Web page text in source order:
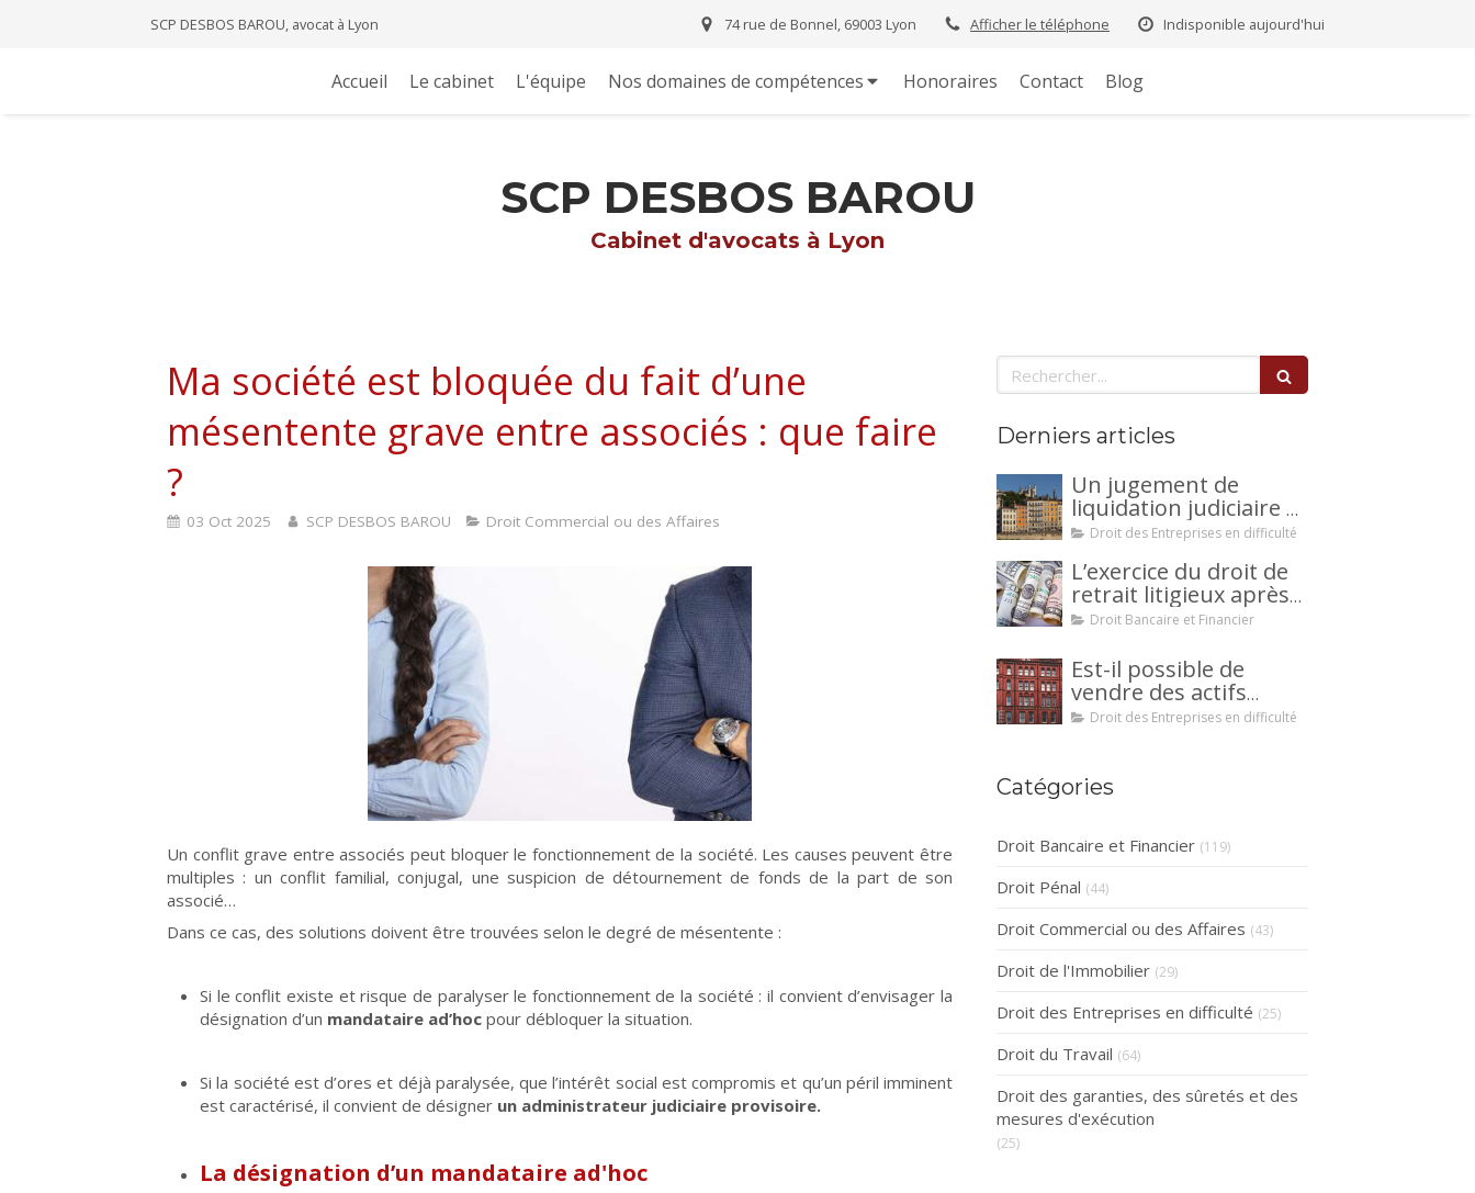
SCP DESBOS BAROU, avocat à Lyon Indisponible aujourd'hui
Afficher le téléphone
74 rue de Bonnel, 69003 Lyon
Accueil Le cabinet L'équipe Nos domaines de compétences Honoraires Contact Blog
SCP DESBOS BAROU
Cabinet d'avocats à Lyon
Ma société est bloquée du fait d’une
mésentente grave entre associés : que faire
?
03 Oct 2025 SCP DESBOS BAROU Droit Commercial ou des Affaires
Un conflit grave entre associés peut bloquer le fonctionnement de la société. Les causes peuvent être
multiples : un conflit familial, conjugal, une suspicion de détournement de fonds de la part de son
associé…
Dans ce cas, des solutions doivent être trouvées selon le degré de mésentente :
Si le conflit existe et risque de paralyser le fonctionnement de la société : il convient d’envisager la
désignation d’un mandataire ad’hoc pour débloquer la situation.
Si la société est d’ores et déjà paralysée, que l’intérêt social est compromis et qu’un péril imminent
est caractérisé, il convient de désigner un administrateur judiciaire provisoire.
La désignation d’un mandataire ad'hoc
Rechercher
Derniers articles
Un jugement de
liquidation judiciaire a
été prononcée à votre
interjeter appel ?
Droit des Entreprises en difficulté
L’exercice du droit de
retrait litigieux après
une cession de
mécanisme
avantageux pour le
débiteur ou la caution.
Droit Bancaire et Financier
Est-il possible de
vendre des actifs
durant la période
judiciaire ?
Droit des Entreprises en difficulté
Catégories
Droit Bancaire et Financier (119)
Droit Pénal (44)
Droit Commercial ou des Affaires (43)
Droit de l'Immobilier (29)
Droit des Entreprises en difficulté (25)
Droit du Travail (64)
Droit des garanties, des sûretés et des
mesures d'exécution
(25)